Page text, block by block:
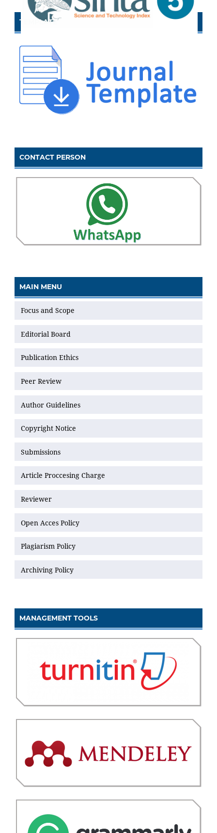
TEMPLATE
CONTACT PERSON
MAIN MENU
Focus and Scope
Editorial Board
Publication Ethics
Peer Review
Author Guidelines
Copyright Notice
Submissions
Article Proccesing Charge
Reviewer
Open Acces Policy
Plagiarism Policy
Archiving Policy
MANAGEMENT TOOLS